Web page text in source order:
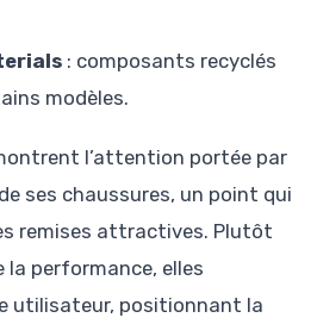
: composants recyclés
modèles.
l’attention portée par
ses chaussures, un point qui
remises attractives. Plutôt
performance, elles
utilisateur, positionnant la